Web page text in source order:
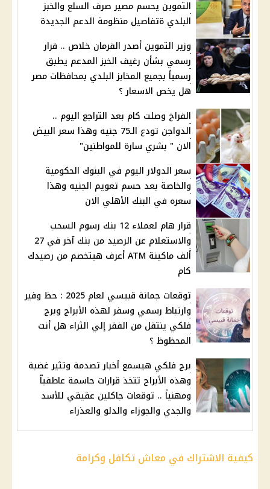
التموين يحسم مصير صرف السلع والخبز
البلدي ةتفاصيل منظومة الدعم الجديدة
وزير التموين أصدر الفرمان خلاص .. قرار
رسمي بشأن رغيف الخبز المدعم يطبق
رسمياً بجميع المخابز البلدي بمحافظات مصر
هل يخص الاسعار ؟
الفراخ وصلت كام بعد التراجع اليوم ..
الدواجن تودع الـ75 جنيه وهذا سعر البيض
الان " بشري سارة للمواطنين"
سعر الدولار اليوم في البنوك الحكومية
والخاصة بعد حسم تعويم الجنيه وهذا
سعره في البنك الأهلي الان
قرار هام لعملاء 12 بنك رسوم السحب
والاستعلام عن الرصيد من بنك آخر في 27
ألف ماكينة ATM أعرف هيتخصم من رصيدك
كام
توقعات جمانة قبيسي لعام 2025 : حظ وفير
وارتباط رسمي وسفر لهذه الأبراج وبرج
فلكي ينتقل من الفقر إلي الثراء هل أنت
المحظوظ ؟
برج فلكي هيسمع أخبار تصدمة وتثير غضبة
وهذه الأبراح تتخذ قرارات حاسمة عاطفياّ
ومهنياً .. توقعات جاكلين عقيقي للأسد
والجدي والجوزاء والدلو والعذراء
كيفية الاشتراك في معاش تكافل وكرامة